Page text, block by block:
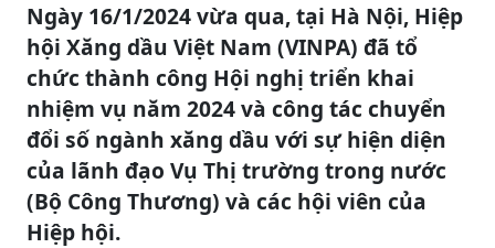
Ngày 16/1/2024 vừa qua, tại Hà Nội, Hiệp
hội Xăng dầu Việt Nam (VINPA) đã tổ
chức thành công Hội nghị triển khai
nhiệm vụ năm 2024 và công tác chuyển
đổi số ngành xăng dầu với sự hiện diện
của lãnh đạo Vụ Thị trường trong nước
(Bộ Công Thương) và các hội viên của
Hiệp hội.